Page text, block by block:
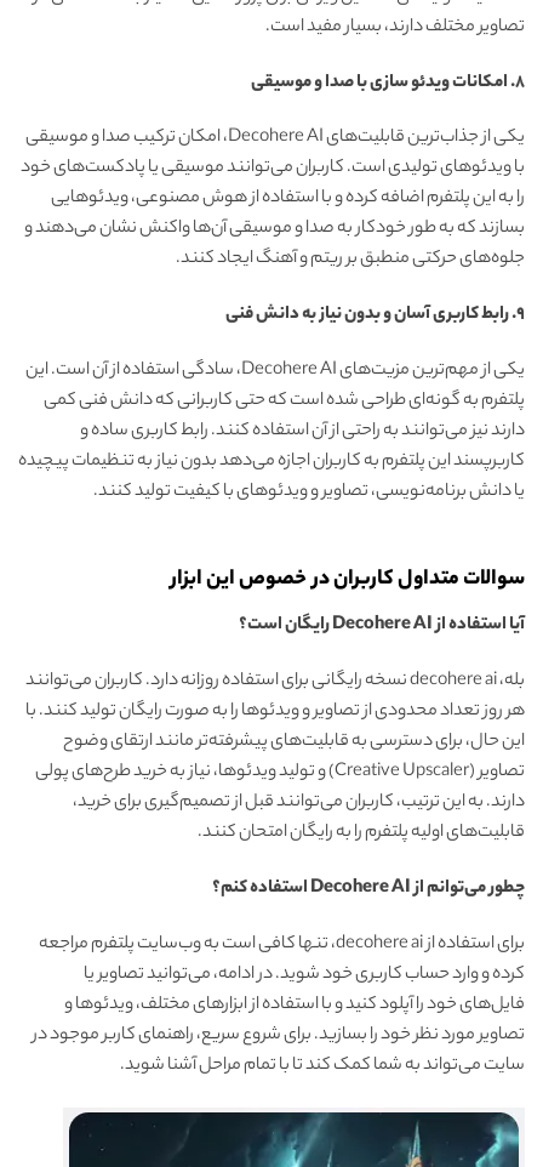
تصاویر مختلف دارند، بسیار مفید است.
۸. امکانات ویدئو سازی با صدا و موسیقی
یکی از جذاب‌ترین قابلیت‌های Decohere AI، امکان ترکیب صدا و موسیقی
با ویدئوهای تولیدی است. کاربران می‌توانند موسیقی یا پادکست‌های خود
را به این پلتفرم اضافه کرده و با استفاده از هوش مصنوعی، ویدئوهایی
بسازند که به طور خودکار به صدا و موسیقی آن‌ها واکنش نشان می‌دهند و
جلوه‌های حرکتی منطبق بر ریتم و آهنگ ایجاد کنند.
۹. رابط کاربری آسان و بدون نیاز به دانش فنی
یکی از مهم‌ترین مزیت‌های Decohere AI، سادگی استفاده از آن است. این
پلتفرم به گونه‌ای طراحی شده است که حتی کاربرانی که دانش فنی کمی
دارند نیز می‌توانند به راحتی از آن استفاده کنند. رابط کاربری ساده و
کاربرپسند این پلتفرم به کاربران اجازه می‌دهد بدون نیاز به تنظیمات پیچیده
یا دانش برنامه‌نویسی، تصاویر و ویدئوهای با کیفیت تولید کنند.
سوالات متداول کاربران در خصوص این ابزار
آیا استفاده از Decohere AI رایگان است؟
بله، decohere ai نسخه رایگانی برای استفاده روزانه دارد. کاربران می‌توانند
هر روز تعداد محدودی از تصاویر و ویدئوها را به صورت رایگان تولید کنند. با
این حال، برای دسترسی به قابلیت‌های پیشرفته‌تر مانند ارتقای وضوح
تصاویر (Creative Upscaler) و تولید ویدئوها، نیاز به خرید طرح‌های پولی
دارند. به این ترتیب، کاربران می‌توانند قبل از تصمیم‌گیری برای خرید،
قابلیت‌های اولیه پلتفرم را به رایگان امتحان کنند.
چطور می‌توانم از Decohere AI استفاده کنم؟
برای استفاده از decohere ai، تنها کافی است به وب‌سایت پلتفرم مراجعه
کرده و وارد حساب کاربری خود شوید. در ادامه، می‌توانید تصاویر یا
فایل‌های خود را آپلود کنید و با استفاده از ابزارهای مختلف، ویدئوها و
تصاویر مورد نظر خود را بسازید. برای شروع سریع، راهنمای کاربر موجود در
سایت می‌تواند به شما کمک کند تا با تمام مراحل آشنا شوید.